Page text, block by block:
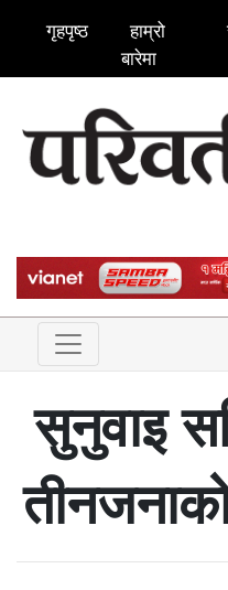
गृहपृष्ठ
हाम्रो
बारेमा
सुनुवाइ